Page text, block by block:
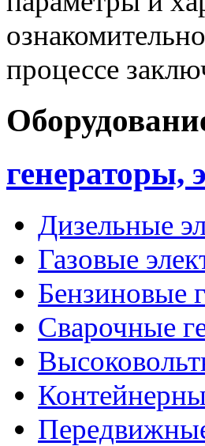
процессе
генераторы,
Дизельные
Газовые
Бензиновые
Сварочные